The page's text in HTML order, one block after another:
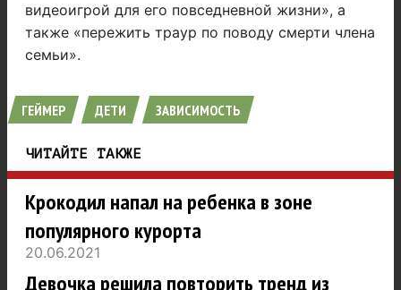
видеоигрой для его повседневной жизни», а
также «пережить траур по поводу смерти члена
семьи».
ГЕЙМЕР ДЕТИ ЗАВИСИМОСТЬ
ЧИТАЙТЕ ТАКЖЕ
Крокодил напал на ребенка в зоне
популярного курорта
20.06.2021
Девочка решила повторить тренд из